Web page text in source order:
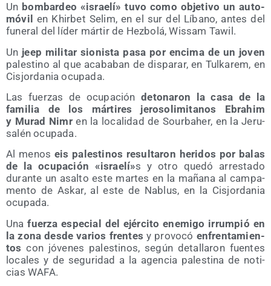
Un bom­bar­deo «israe­lí» tuvo como obje­ti­vo un auto­
mó­vil en Khir­bet Selim, en el sur del Líbano, antes del
fune­ral del líder már­tir de Hez­bo­lá, Wis­sam Tawil.
Un jeep mili­tar sio­nis­ta pasa por enci­ma de un joven
pales­tino al que aca­ba­ban de dis­pa­rar, en Tul­ka­rem, en
Cis­jor­da­nia ocupada.
Las fuer­zas de ocu­pa­cióndeto­na­ron la casa de la
fami­lia de los már­ti­res jero­so­li­mi­ta­nos Ebrahim
y Murad Nimren la loca­li­dad de Sour­baher, en la Jeru­
sa­lén ocupada.
Al menos eis pales­ti­nos resul­ta­ron heri­dos por balas
de la ocu­pa­ción «israe­lí»s y otro que­dó arres­ta­do
duran­te un asal­to este mar­tes en la maña­na al cam­pa­
men­to de Askar, al este de Nablus, en la Cis­jor­da­nia
ocupada.
Unafuer­za espe­cial del ejér­ci­to enemi­go irrum­pió en
la zona des­de varios fren­tes y pro­vo­có enfren­ta­mien­
tos con jóve­nes pales­ti­nos, según deta­lla­ron fuen­tes
loca­les y de segu­ri­dad a la agen­cia pales­ti­na de noti­
cias WAFA.